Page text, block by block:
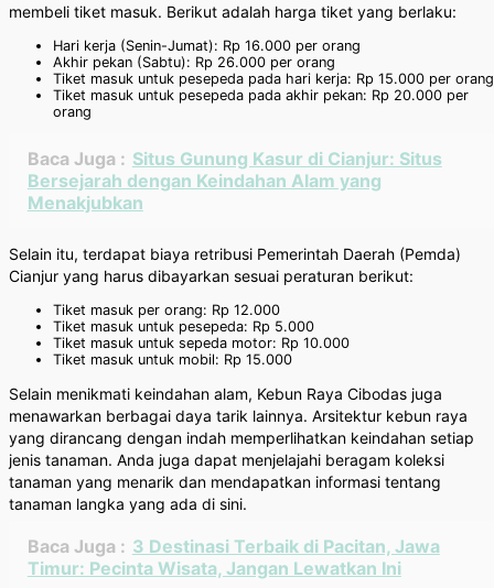
membeli tiket masuk. Berikut adalah harga tiket yang berlaku:
Hari kerja (Senin-Jumat): Rp 16.000 per orang
Akhir pekan (Sabtu): Rp 26.000 per orang
Tiket masuk untuk pesepeda pada hari kerja: Rp 15.000 per orang
Tiket masuk untuk pesepeda pada akhir pekan: Rp 20.000 per
orang
Baca Juga : Situs Gunung Kasur di Cianjur: Situs
Bersejarah dengan Keindahan Alam yang
Menakjubkan
Selain itu, terdapat biaya retribusi Pemerintah Daerah (Pemda)
Cianjur yang harus dibayarkan sesuai peraturan berikut:
Tiket masuk per orang: Rp 12.000
Tiket masuk untuk pesepeda: Rp 5.000
Tiket masuk untuk sepeda motor: Rp 10.000
Tiket masuk untuk mobil: Rp 15.000
Selain menikmati keindahan alam, Kebun Raya Cibodas juga
menawarkan berbagai daya tarik lainnya. Arsitektur kebun raya
yang dirancang dengan indah memperlihatkan keindahan setiap
jenis tanaman. Anda juga dapat menjelajahi beragam koleksi
tanaman yang menarik dan mendapatkan informasi tentang
tanaman langka yang ada di sini.
Baca Juga : 3 Destinasi Terbaik di Pacitan, Jawa
Timur: Pecinta Wisata, Jangan Lewatkan Ini